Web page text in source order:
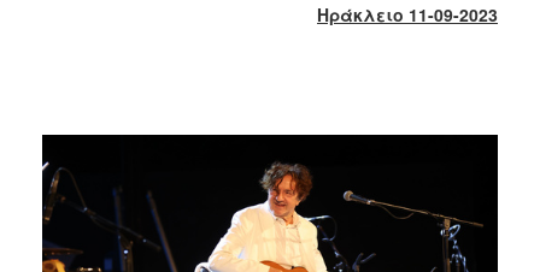
2010
2006
Ηράκλειο 11-09-2023